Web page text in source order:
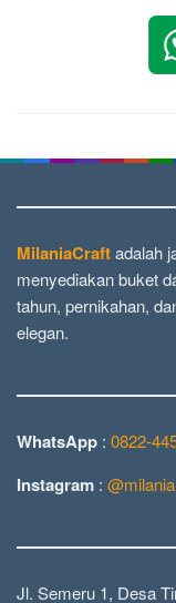
MilaniaCraftadalah
menyediakan buket
tahun, pernikahan,
elegan.
WhatsApp : 0822-
Instagram :
Jl. Semeru 1, Desa